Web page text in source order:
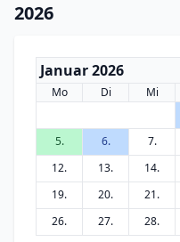
2026
Januar 2026
Mo Di Mi
5.
6. 7.
12.
13. 14.
19.
20. 21.
26.
27. 28.